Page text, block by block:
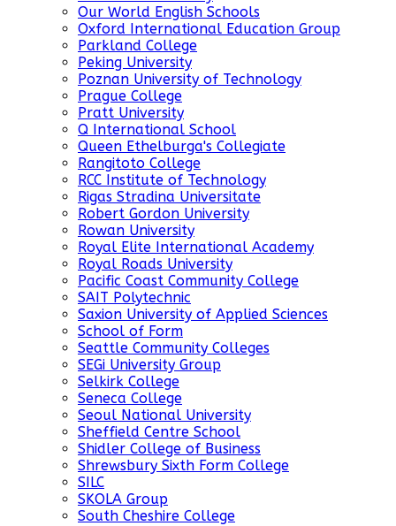
Our World English Schools
Oxford International Education Group
Parkland College
Peking University
Poznan University of Technology
Prague College
Pratt University
Q International School
Queen Ethelburga's Collegiate
Rangitoto College
RCC Institute of Technology
Rigas Stradina Universitate
Robert Gordon University
Rowan University
Royal Elite International Academy
Royal Roads University
Pacific Coast Community College
SAIT Polytechnic
Saxion University of Applied Sciences
School of Form
Seattle Community Colleges
SEGi University Group
Selkirk College
Seneca College
Seoul National University
Sheffield Centre School
Shidler College of Business
Shrewsbury Sixth Form College
SILC
SKOLA Group
South Cheshire College